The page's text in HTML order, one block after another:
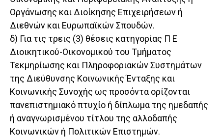
Οργάνωσης και Διοίκησης Επιχειρήσεων ή
Διεθνών και Ευρωπαϊκών Σπουδών.
δ) Για τις τρεις (3) θέσεις κατηγορίας Π Ε
Διοικητικού-Οικονομικού του Τμήματος
Τεκμηρίωσης και Πληροφοριακών Συστημάτων
της Διεύθυνσης Κοινωνικής Ένταξης και
Κοινωνικής Συνοχής ως προσόντα ορίζονται
πανεπιστημιακό πτυχίο ή δίπλωμα της ημεδαπής
ή αναγνωρισμένου τίτλου της αλλοδαπής
Κοινωνικών ή Πολιτικών Επιστημών.